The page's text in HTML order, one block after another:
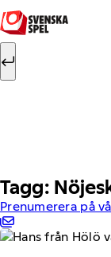
Hoppa till innehåll
Sök efter:
Tagg:
Prenumerera på